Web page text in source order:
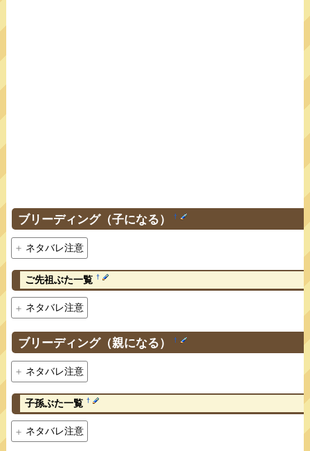
ブリーディング（子になる） †
ネタバレ注意
ご先祖ぶた一覧 †
ネタバレ注意
ブリーディング（親になる） †
ネタバレ注意
子孫ぶた一覧 †
ネタバレ注意